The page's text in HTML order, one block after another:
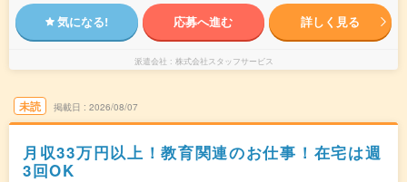
気になる! 応募へ進む 詳しく見る
派遣会社 株式会社スタッフサービス
未読 掲載日 2026/08/07
月収33万円以上！教育関連のお仕事！在宅は週
3回OK